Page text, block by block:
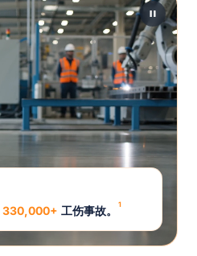
330,000+ 工伤事故。 1